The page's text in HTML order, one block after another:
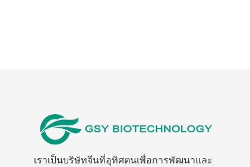
เราเป็นบริษัทจีนที่อุทิศตนเพื่อการพัฒนาและ